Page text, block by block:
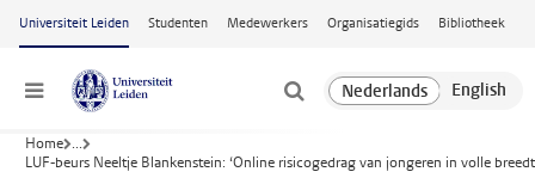
Ga naar hoofdinhoud
Universiteit Leiden Studenten Medewerkers Organisatiegids Bibliotheek
Menu
Home ...
LUF-beurs Neeltje Blankenstein: ‘Online risicogedrag van jongeren in volle